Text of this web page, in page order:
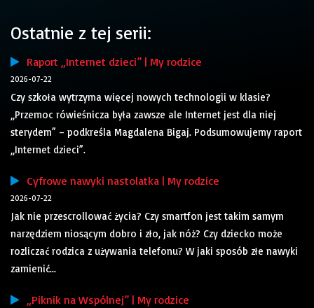
Ostatnie z tej serii:
Raport „Internet dzieci” | My rodzice
2026-07-22
Czy szkoła wytrzyma więcej nowych technologii w klasie?
„Przemoc rówieśnicza była zawsze ale Internet jest dla niej
sterydem” – podkreśla Magdalena Bigaj. Podsumowujemy raport
„Internet dzieci”.
Cyfrowe nawyki nastolatka | My rodzice
2026-07-22
Jak nie przescrollować życia? Czy smartfon jest takim samym
narzędziem niosącym dobro i zło, jak nóż? Czy dziecko może
rozliczać rodzica z używania telefonu? W jaki sposób złe nawyki
zamienić...
„Piknik na Wspólnej” | My rodzice